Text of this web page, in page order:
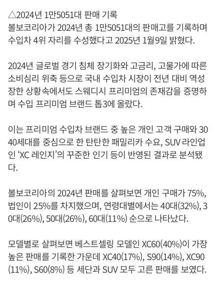
△2024년 1만5051대 판매 기록
볼보코리아가 2024년 총 1만5051대의 판매고를 기록하며
수입차 4위 자리를 수성했다고 2025년 1월9일 밝혔다.
2024년 글로벌 경기 침체 장기화와 고금리, 고물가에 따른
소비심리 위축 등으로 국내 수입차 시장이 전년 대비 역성
장한 상황속에서도 스웨디시 프리미엄의 존재감을 증명하
며 수입 프리미엄 브랜드 톱3에 올랐다.
이는 프리미엄 수입차 브랜드 중 높은 개인 고객 구매와 30
40세대를 중심으로 한 탄탄한 패밀리카 수요, SUV 라인업
인 ‘XC 레인지’의 꾸준한 인기 등이 반영된 결과로 분석됐
다.
볼보코리아의 2024년 판매를 살펴보면 개인 구매가 75%,
법인이 25%를 차지했으며, 연령대별에서는 40대(32%), 3
0대(26%), 50대(26%), 60대(11%) 순으로 나타났다.
모델별로 살펴보면 베스트셀링 모델인 XC60(40%)이 가장
높은 판매를 기록한 가운데 XC40(17%), S90(14%), XC90
(11%), S60(8%) 등 세단과 SUV 모두 고른 판매를 보였다.